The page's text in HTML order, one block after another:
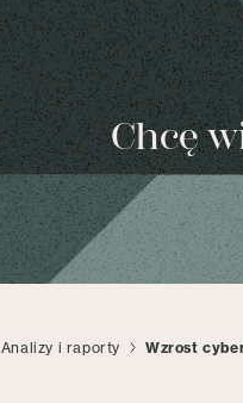
Chcę
Analizy i raporty Wzrost